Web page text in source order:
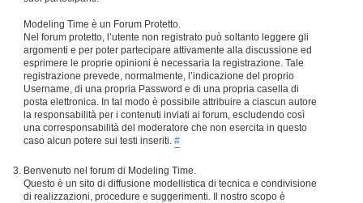
Modeling Time è un Forum Protetto.
Nel forum protetto, l’utente non registrato può soltanto leggere gli
argomenti e per poter partecipare attivamente alla discussione ed
esprimere le proprie opinioni è necessaria la registrazione. Tale
registrazione prevede, normalmente, l’indicazione del proprio
Username, di una propria Password e di una propria casella di
posta elettronica. In tal modo è possibile attribuire a ciascun autore
la responsabilità per i contenuti inviati ai forum, escludendo così
una corresponsabilità del moderatore che non esercita in questo
caso alcun potere sui testi inseriti. #
Benvenuto nel forum di Modeling Time.
Questo è un sito di diffusione modellistica di tecnica e condivisione
di realizzazioni, procedure e suggerimenti. Il nostro scopo è